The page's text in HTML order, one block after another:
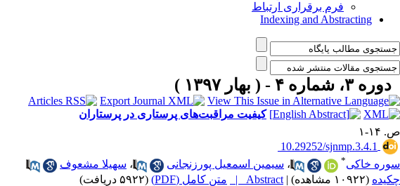
فرم برقراری ارتباط
Indexing and Abstracting
دوره ۳، شماره ۴ - ( بهار ۱۳۹۷ )
کیفیت مراقبت‌های پرستاری در پرستاران
ص. ۱۴-۱
‎ 10.29252/sjnmp.3.4.1
سوره خاکی* ، سیمین اسمعیل پورزنجانی ، سهیلا مشعوف
چکیده (۱۰۹۲۲ مشاهده) |
Abstract | متن کامل (PDF) (۵۹۲۲ دریافت)